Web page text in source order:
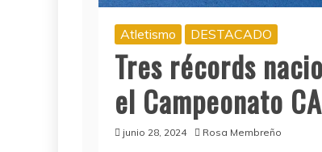
Atletismo DESTACADO
Tres récords
el Campeonato
junio 28, 2024 Rosa Membreño